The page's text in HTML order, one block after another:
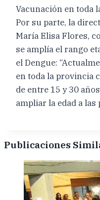
Vacunación en toda
Por su parte, la
María Elisa Flores,
se amplía el rango
el Dengue:
en toda la provincia
de entre 15 y 30
ampliar la edad a las
Publicaciones